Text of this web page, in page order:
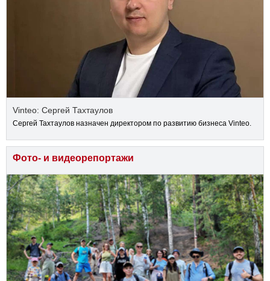
Vinteo: Сергей Тахтаулов
Сергей Тахтаулов назначен директором по развитию бизнеса Vinteo.
Фото- и видеорепортажи